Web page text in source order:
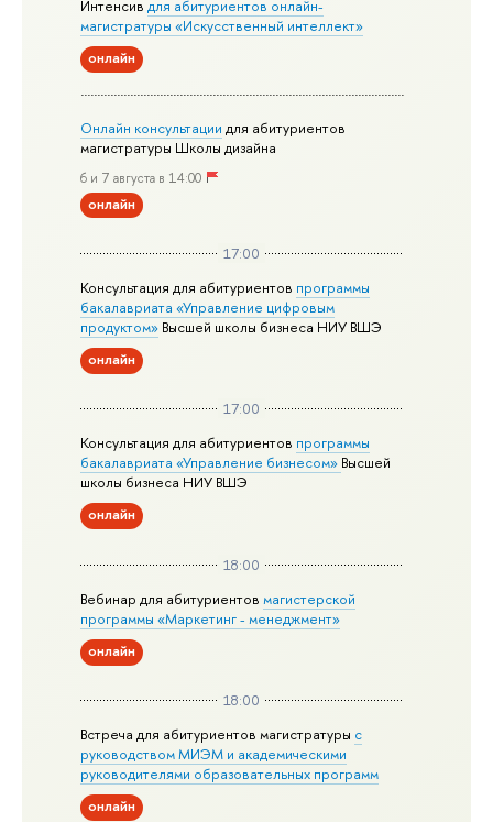
Интенсивдля абитуриентов онлайн-
магистратуры «Искусственный интеллект»
онлайн
Онлайн консультации для абитуриентов
магистратуры Школы дизайна
6 и 7 августа в 14:00
онлайн
17:00
Консультация для абитуриентов программы
бакалавриата «Управление цифровым
продуктом» Высшей школы бизнеса НИУ ВШЭ
онлайн
17:00
Консультация для абитуриентов программы
бакалавриата «Управление бизнесом» Высшей
школы бизнеса НИУ ВШЭ
онлайн
18:00
Вебинар для абитуриентовмагистерской
программы «Маркетинг - менеджмент»
онлайн
18:00
Встреча для абитуриентов магистратуры с
руководством МИЭМ и академическими
руководителями образовательных программ
онлайн